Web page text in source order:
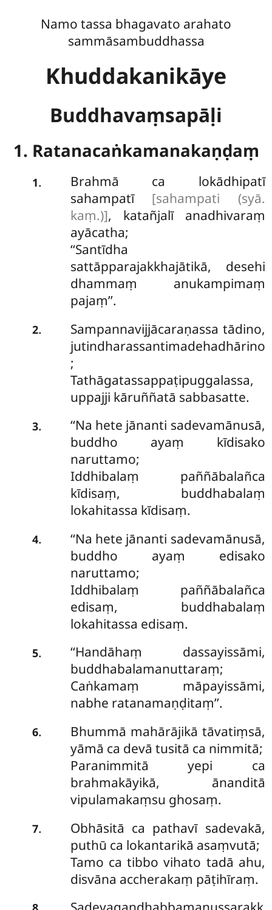
Namo tassa bhagavato arahato
sammāsambuddhassa
Khuddakanikāye
Buddhavaṃsapāḷi
1. Ratanacaṅkamanakaṇḍaṃ
1. Brahmā ca lokādhipatī
sahampatī [sahampati (syā.
kaṃ.)], katañjalī anadhivaraṃ
ayācatha;
‘‘Santīdha
sattāpparajakkhajātikā, desehi
dhammaṃ anukampimaṃ
pajaṃ’’.
2.
Sampannavijjācaraṇassa tādino,
jutindharassantimadehadhārino
;
Tathāgatassappaṭipuggalassa,
uppajji kāruññatā sabbasatte.
3.
‘‘Na hete jānanti sadevamānusā,
buddho ayaṃ kīdisako
naruttamo;
Iddhibalaṃ paññābalañca
kīdisaṃ, buddhabalaṃ
lokahitassa kīdisaṃ.
4. ‘‘Na hete jānanti sadevamānusā,
buddho ayaṃ edisako
naruttamo;
Iddhibalaṃ paññābalañca
edisaṃ, buddhabalaṃ
lokahitassa edisaṃ.
5. ‘‘Handāhaṃ dassayissāmi,
buddhabalamanuttaraṃ;
Caṅkamaṃ māpayissāmi,
nabhe ratanamaṇḍitaṃ’’.
6.
Bhummā mahārājikā tāvatiṃsā,
yāmā ca devā tusitā ca nimmitā;
Paranimmitā yepi ca
brahmakāyikā, ānanditā
vipulamakaṃsu ghosaṃ.
7. Obhāsitā ca pathavī sadevakā,
puthū ca lokantarikā asaṃvutā;
Tamo ca tibbo vihato tadā ahu,
disvāna accherakaṃ pāṭihīraṃ.